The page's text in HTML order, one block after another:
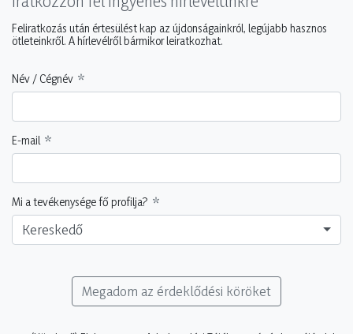
Feliratkozás után értesülést kap az újdonságainkról, legújabb hasznos
ötleteinkről. A hírlevélről bármikor leiratkozhat.
Név / Cégnév
E-mail
Mi a tevékenysége fő profilja?
Kereskedő
Megadom az érdeklődési köröket